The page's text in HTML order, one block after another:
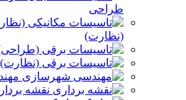
طراحی
(نظارت)
نقشه